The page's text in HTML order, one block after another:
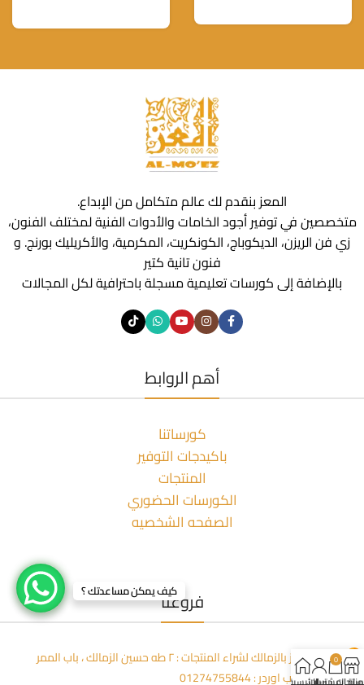
المعز بنقدم لك عالم متكامل من الإبداع.
متخصصين في توفير أجود الخامات والأدوات الفنية لمختلف الفنون،
زي فن الريزن، الديكوباج، الكونكريت، المكرمية، والأكريليك بورنج. و
فنون تانية كتير
بالإضافة إلى كورسات تعليمية مسجلة باحترافية لكل المجالات
أهم الروابط
كورساتنا
باكيدجات التوفير
المنتجات
الكورسات الحضوري
الصفحه الشخصيه
فروعنا
مكتبة المعز بالزمالك لشراء المنتجات : ٢ طه حسين الزمالك ، باب الممر
وتساب وطلب اوردر : 01274755844
كيف يمكن مساعدتك ؟
0
سلة المشتريات
حسابيالرئيسية